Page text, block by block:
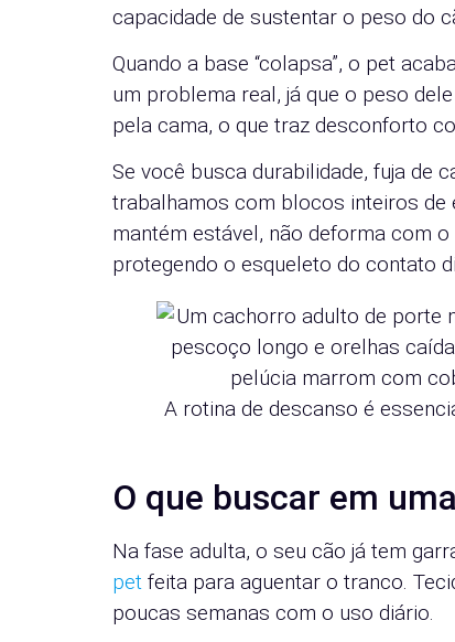
capacidade de sustentar o peso do
Quando a base “colapsa”, o pet
um problema real, já que o peso
pela cama, o que traz desconforto
Se você busca durabilidade, fuja de
trabalhamos com blocos inteiros de
mantém estável, não deforma com
protegendo o esqueleto do contato
A rotina de descanso é
O que buscar em
Na fase adulta, o seu cão já tem
pet feita para aguentar o tranco.
poucas semanas com o uso diário.